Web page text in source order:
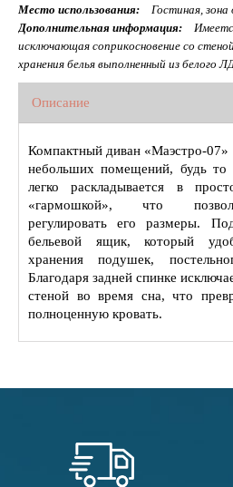
Место использования:
Гостиная,
Дополнительная информация:
исключающая соприкосновение со
хранения белья выполненный из белого
Описание
Компактный диван «Маэстро-07»
небольших помещений, будь
легко раскладывается в
«гармошкой», что
регулировать его размеры.
бельевой ящик, который
хранения подушек,
Благодаря задней спинке
стеной во время сна, что
полноценную кровать.